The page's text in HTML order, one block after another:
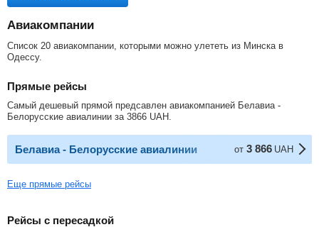
Авиакомпании
Список 20 авиакомпании, которыми можно улететь из Минска в
Одессу.
Прямые рейсы
Самый дешевый прямой предсавлен авиакомпанией Белавиа -
Белорусские авиалинии за 3866 UAH
Белавиа - Белорусские авиалинии от 3 866 UAH
Еще прямые рейсы
Рейсы с пересадкой